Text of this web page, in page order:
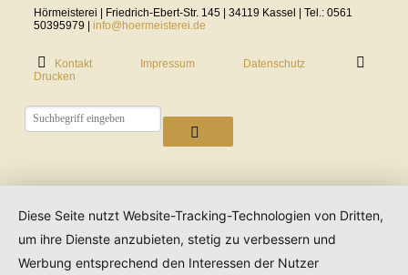
Hörmeisterei | Friedrich-Ebert-Str. 145 | 34119 Kassel | Tel.: 0561
50395979 |info@hoermeisterei.de
Kontakt Impressum
Datenschutz
Drucken
Diese Seite nutzt Website-Tracking-Technologien von Dritten,
um ihre Dienste anzubieten, stetig zu verbessern und
Werbung entsprechend den Interessen der Nutzer